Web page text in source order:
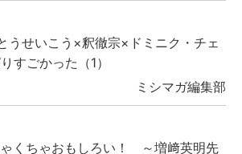
うせいこう×釈徹宗×ドミニク・チェ
すごかった（1）
ミシマガ編集部
くちゃおもしろい！ ～増﨑英明先